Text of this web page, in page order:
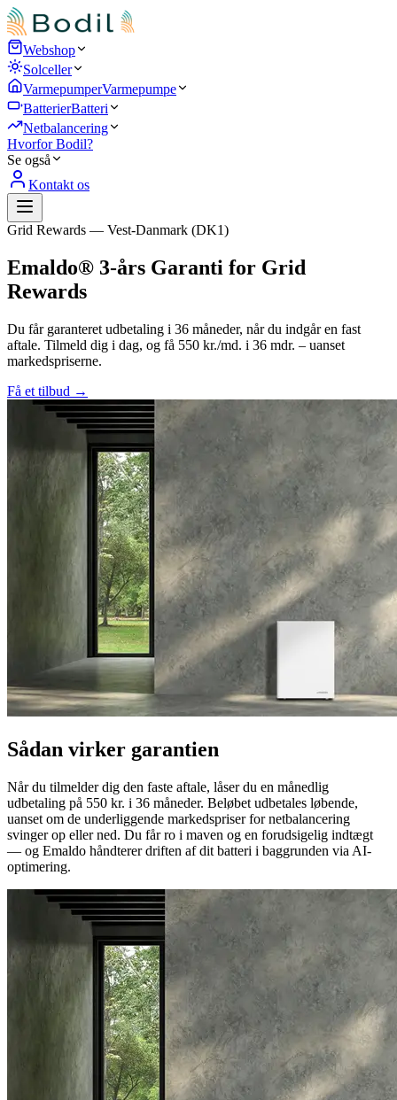
Webshop
Solceller
VarmepumperVarmepumpe
BatterierBatteri
Netbalancering
Hvorfor Bodil?
Se også
Kontakt os
Grid Rewards — Vest-Danmark (DK1)
Emaldo® 3-års Garanti for Grid
Rewards
Du får garanteret udbetaling i 36 måneder, når du indgår en fast
aftale. Tilmeld dig i dag, og få 550 kr./md. i 36 mdr. – uanset
markedspriserne.
Få et tilbud →
Sådan virker garantien
Når du tilmelder dig den faste aftale, låser du en månedlig
udbetaling på 550 kr. i 36 måneder. Beløbet udbetales løbende,
uanset om de underliggende markedspriser for netbalancering
svinger op eller ned. Du får ro i maven og en forudsigelig indtægt
— og Emaldo håndterer driften af dit batteri i baggrunden via AI-
optimering.